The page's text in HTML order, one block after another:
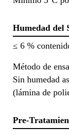
Humedad del
≤ 6 %
Método de
Sin humedad
(lámina de
Pre-